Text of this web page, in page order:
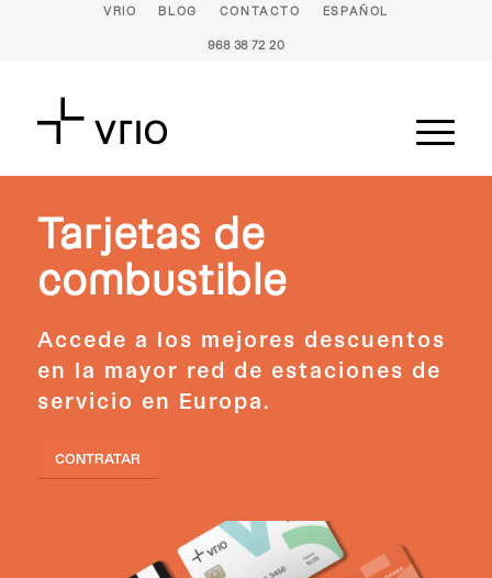
VRIO BLOG CONTACTO ESPAÑOL
968 38 72 20
Tarjetas de
combustible
Accede a los mejores descuentos
en la mayor red de estaciones de
servicio en Europa.
CONTRATAR